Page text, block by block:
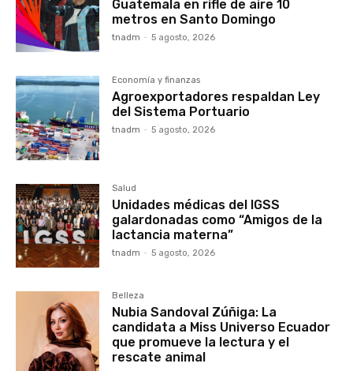
Guatemala en rifle de aire 10
metros en Santo Domingo
tnadm - 5 agosto, 2026
Economía y finanzas
Agroexportadores respaldan Ley
del Sistema Portuario
tnadm - 5 agosto, 2026
Salud
Unidades médicas del IGSS
galardonadas como “Amigos de la
lactancia materna”
tnadm - 5 agosto, 2026
Belleza
Nubia Sandoval Zúñiga: La
candidata a Miss Universo Ecuador
que promueve la lectura y el
rescate animal